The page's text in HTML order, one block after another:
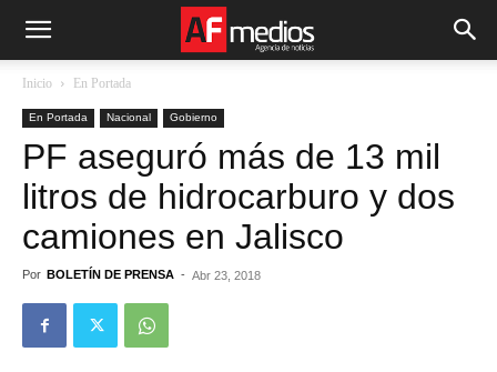
Inicio En Portada
En Portada Nacional Gobierno
PF aseguró más de 13 mil
litros de hidrocarburo y dos
camiones en Jalisco
Por BOLETÍN DE PRENSA - Abr 23, 2018